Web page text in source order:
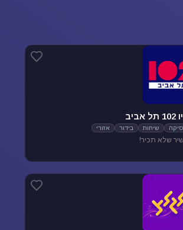
שיחות בידור אזורי
שיר שלא תכיר!